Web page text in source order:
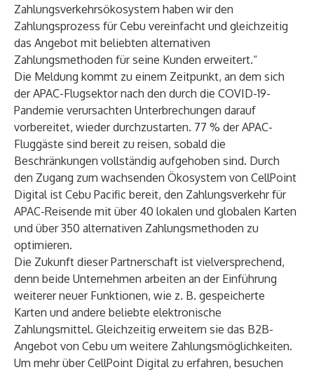
Zahlungsverkehrsökosystem haben wir den
Zahlungsprozess für Cebu vereinfacht und gleichzeitig
das Angebot mit beliebten alternativen
Zahlungsmethoden für seine Kunden erweitert.“
Die Meldung kommt zu einem Zeitpunkt, an dem sich
der APAC-Flugsektor nach den durch die COVID-19-
Pandemie verursachten Unterbrechungen darauf
vorbereitet, wieder durchzustarten. 77 % der APAC-
Fluggäste sind bereit zu reisen, sobald die
Beschränkungen vollständig aufgehoben sind. Durch
den Zugang zum wachsenden Ökosystem von CellPoint
Digital ist Cebu Pacific bereit, den Zahlungsverkehr für
APAC-Reisende mit über 40 lokalen und globalen Karten
und über 350 alternativen Zahlungsmethoden zu
optimieren.
Die Zukunft dieser Partnerschaft ist vielversprechend,
denn beide Unternehmen arbeiten an der Einführung
weiterer neuer Funktionen, wie z. B. gespeicherte
Karten und andere beliebte elektronische
Zahlungsmittel. Gleichzeitig erweitern sie das B2B-
Angebot von Cebu um weitere Zahlungsmöglichkeiten.
Um mehr über CellPoint Digital zu erfahren, besuchen